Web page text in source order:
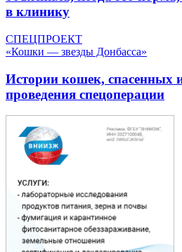
в клинику
СПЕЦПРОЕКТ
«Кошки — звезды Донбасса»
Истории кошек, спасенных
проведения спецоперации